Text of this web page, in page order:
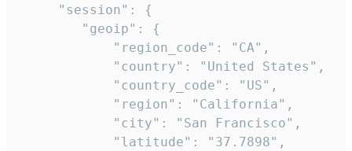
     "session": {
        "geoip": {
            "region_code": "CA",
            "country": "United States",
            "country_code": "US",
            "region": "California",
            "city": "San Francisco",
            "latitude": "37.7898",